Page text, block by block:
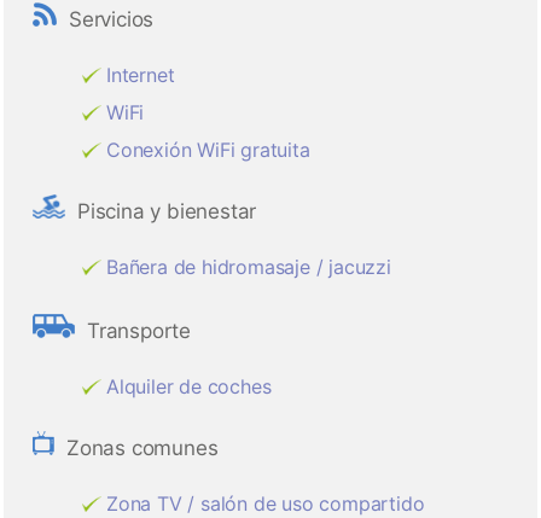
Servicios
Internet
WiFi
Conexión WiFi gratuita
Piscina y bienestar
Bañera de hidromasaje / jacuzzi
Transporte
Alquiler de coches
Zonas comunes
Zona TV / salón de uso compartido